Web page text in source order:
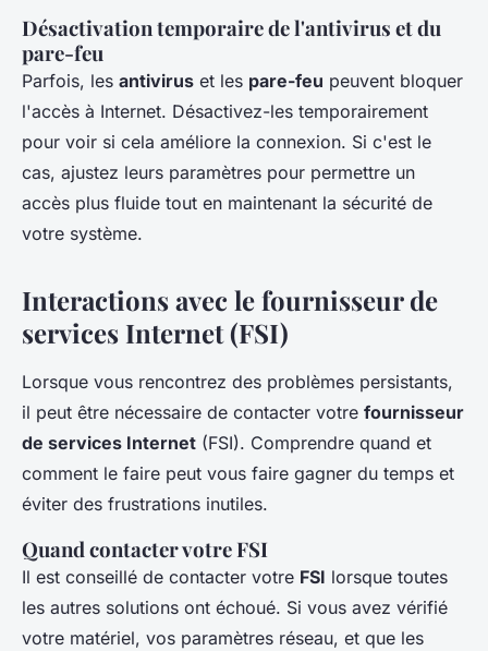
Désactivation temporaire de l'antivirus et du
pare-feu
Parfois, les antivirus et les pare-feu peuvent bloquer
l'accès à Internet. Désactivez-les temporairement
pour voir si cela améliore la connexion. Si c'est le
cas, ajustez leurs paramètres pour permettre un
accès plus fluide tout en maintenant la sécurité de
votre système.
Interactions avec le fournisseur de
services Internet (FSI)
Lorsque vous rencontrez des problèmes persistants,
il peut être nécessaire de contacter votre fournisseur
de services Internet (FSI). Comprendre quand et
comment le faire peut vous faire gagner du temps et
éviter des frustrations inutiles.
Quand contacter votre FSI
Il est conseillé de contacter votre FSI lorsque toutes
les autres solutions ont échoué. Si vous avez vérifié
votre matériel, vos paramètres réseau, et que les